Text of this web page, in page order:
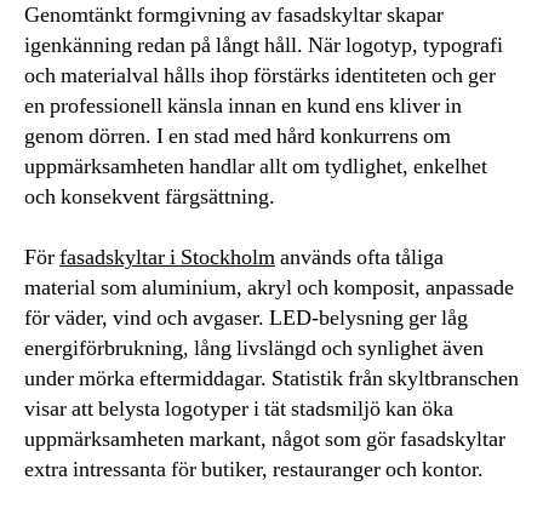
Genomtänkt formgivning av fasadskyltar skapar
igenkänning redan på långt håll. När logotyp, typografi
och materialval hålls ihop förstärks identiteten och ger
en professionell känsla innan en kund ens kliver in
genom dörren. I en stad med hård konkurrens om
uppmärksamheten handlar allt om tydlighet, enkelhet
och konsekvent färgsättning.
Förfasadskyltar i Stockholmanvänds ofta tåliga
material som aluminium, akryl och komposit, anpassade
för väder, vind och avgaser. LED-belysning ger låg
energiförbrukning, lång livslängd och synlighet även
under mörka eftermiddagar. Statistik från skyltbranschen
visar att belysta logotyper i tät stadsmiljö kan öka
uppmärksamheten markant, något som gör fasadskyltar
extra intressanta för butiker, restauranger och kontor.